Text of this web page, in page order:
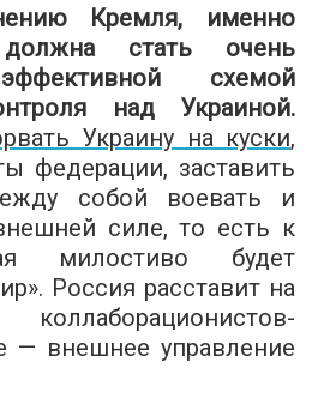
Кремля, именно
должна стать очень
схемой
над Украиной.
Украину на куски,
федерации, заставить
собой воевать и
силе, то есть к
милостиво будет
Россия расставит на
— внешнее управление